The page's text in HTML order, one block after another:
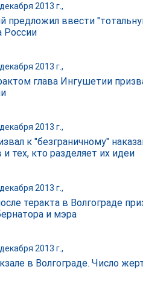
2013 г.,
предложил ввести
России
2013 г.,
глава Ингушетии
2013 г.,
к "безграничному"
и тех, кто разделяет их идеи
2013 г.,
теракта в Волгограде
и мэра
2013 г.,
в Волгограде. Число